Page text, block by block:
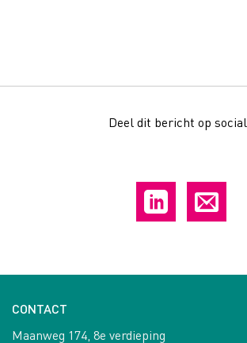
Deel dit bericht op social
CONTACT
Maanweg 174, 8e verdieping